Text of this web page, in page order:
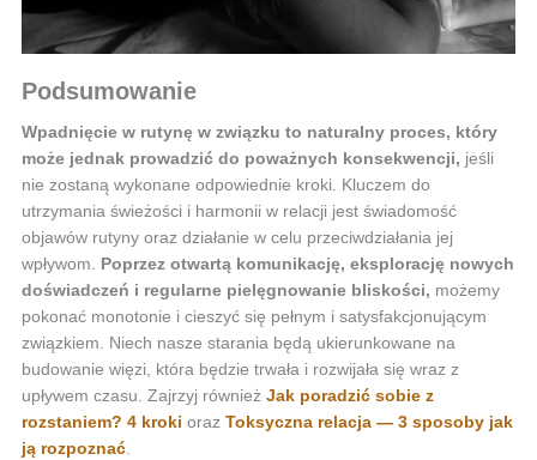
Podsumowanie
Wpadnięcie w rutynę w związku to naturalny proces, który
może jednak prowadzić do poważnych konsekwencji, jeśli
nie zostaną wykonane odpowiednie kroki. Kluczem do
utrzymania świeżości i harmonii w relacji jest świadomość
objawów rutyny oraz działanie w celu przeciwdziałania jej
wpływom. Poprzez otwartą komunikację, eksplorację nowych
doświadczeń i regularne pielęgnowanie bliskości, możemy
pokonać monotonie i cieszyć się pełnym i satysfakcjonującym
związkiem. Niech nasze starania będą ukierunkowane na
budowanie więzi, która będzie trwała i rozwijała się wraz z
upływem czasu. Zajrzyj również Jak poradzić sobie z
rozstaniem? 4 kroki oraz Toksyczna relacja — 3 sposoby jak
ją rozpoznać.